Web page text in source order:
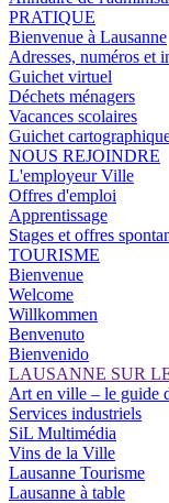
PRATIQUE
Bienvenue à Lausanne
Adresses, numéros et
Guichet virtuel
Déchets ménagers
Vacances scolaires
Guichet
NOUS REJOINDRE
L'employeur Ville
Offres d'emploi
Apprentissage
Stages et offres
TOURISME
Bienvenue
Welcome
Willkommen
Benvenuto
Bienvenido
LAUSANNE SUR
Art en ville – le guide
Services industriels
SiL Multimédia
Vins de la Ville
Lausanne Tourisme
Lausanne à table